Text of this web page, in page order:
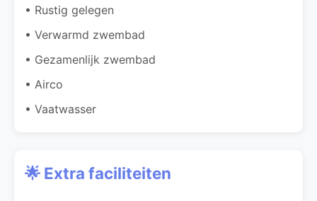
• Rustig gelegen
• Verwarmd zwembad
• Gezamenlijk zwembad
• Airco
• Vaatwasser
🌟 Extra faciliteiten